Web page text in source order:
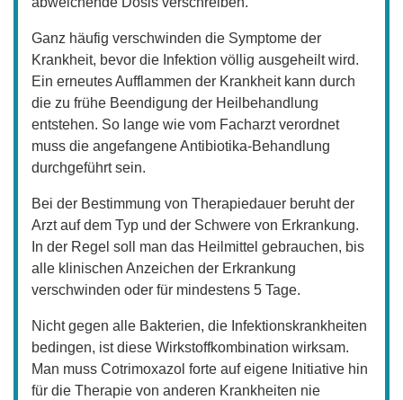
Ganz häufig verschwinden die Symptome der
Krankheit, bevor die Infektion völlig ausgeheilt wird.
Ein erneutes Aufflammen der Krankheit kann durch
die zu frühe Beendigung der Heilbehandlung
entstehen. So lange wie vom Facharzt verordnet
muss die angefangene Antibiotika-Behandlung
durchgeführt sein.
Bei der Bestimmung von Therapiedauer beruht der
Arzt auf dem Typ und der Schwere von Erkrankung.
In der Regel soll man das Heilmittel gebrauchen, bis
alle klinischen Anzeichen der Erkrankung
verschwinden oder für mindestens 5 Tage.
Nicht gegen alle Bakterien, die Infektionskrankheiten
bedingen, ist diese Wirkstoffkombination wirksam.
Man muss Cotrimoxazol forte auf eigene Initiative hin
für die Therapie von anderen Krankheiten nie